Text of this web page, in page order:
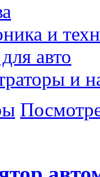
и
авто
и